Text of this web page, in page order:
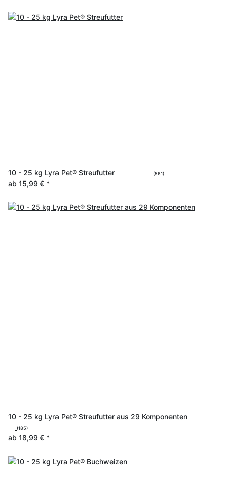
10 - 25 kg Lyra Pet® Streufutter (561)
ab 15,99 € *
10 - 25 kg Lyra Pet® Streufutter aus 29 Komponenten
(185)
ab 18,99 € *